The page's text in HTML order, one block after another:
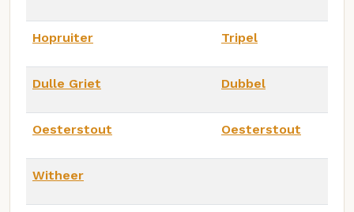
Hopruiter Tripel
Dulle Griet Dubbel
Oesterstout Oesterstout
Witheer